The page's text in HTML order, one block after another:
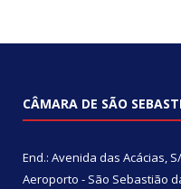
CÂMARA DE SÃO
End.: Avenida das Acácias,
Aeroporto - São Sebastião